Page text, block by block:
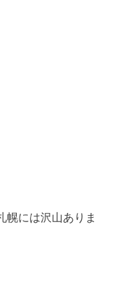
幌には沢山ありま